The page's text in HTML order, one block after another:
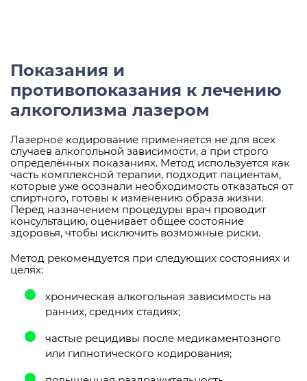
Показания и
противопоказания к лечению
алкоголизма лазером
Лазерное кодирование применяется не для всех
случаев алкогольной зависимости, а при строго
определённых показаниях. Метод используется как
часть комплексной терапии, подходит пациентам,
которые уже осознали необходимость отказаться от
спиртного, готовы к изменению образа жизни.
Перед назначением процедуры врач проводит
консультацию, оценивает общее состояние
здоровья, чтобы исключить возможные риски.
Метод рекомендуется при следующих состояниях и
целях:
хроническая алкогольная зависимость на
ранних, средних стадиях;
частые рецидивы после медикаментозного
или гипнотического кодирования;